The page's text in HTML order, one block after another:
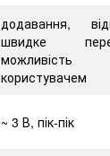
додавання,
швидке
користувачем
~ 3 В, пік-пік